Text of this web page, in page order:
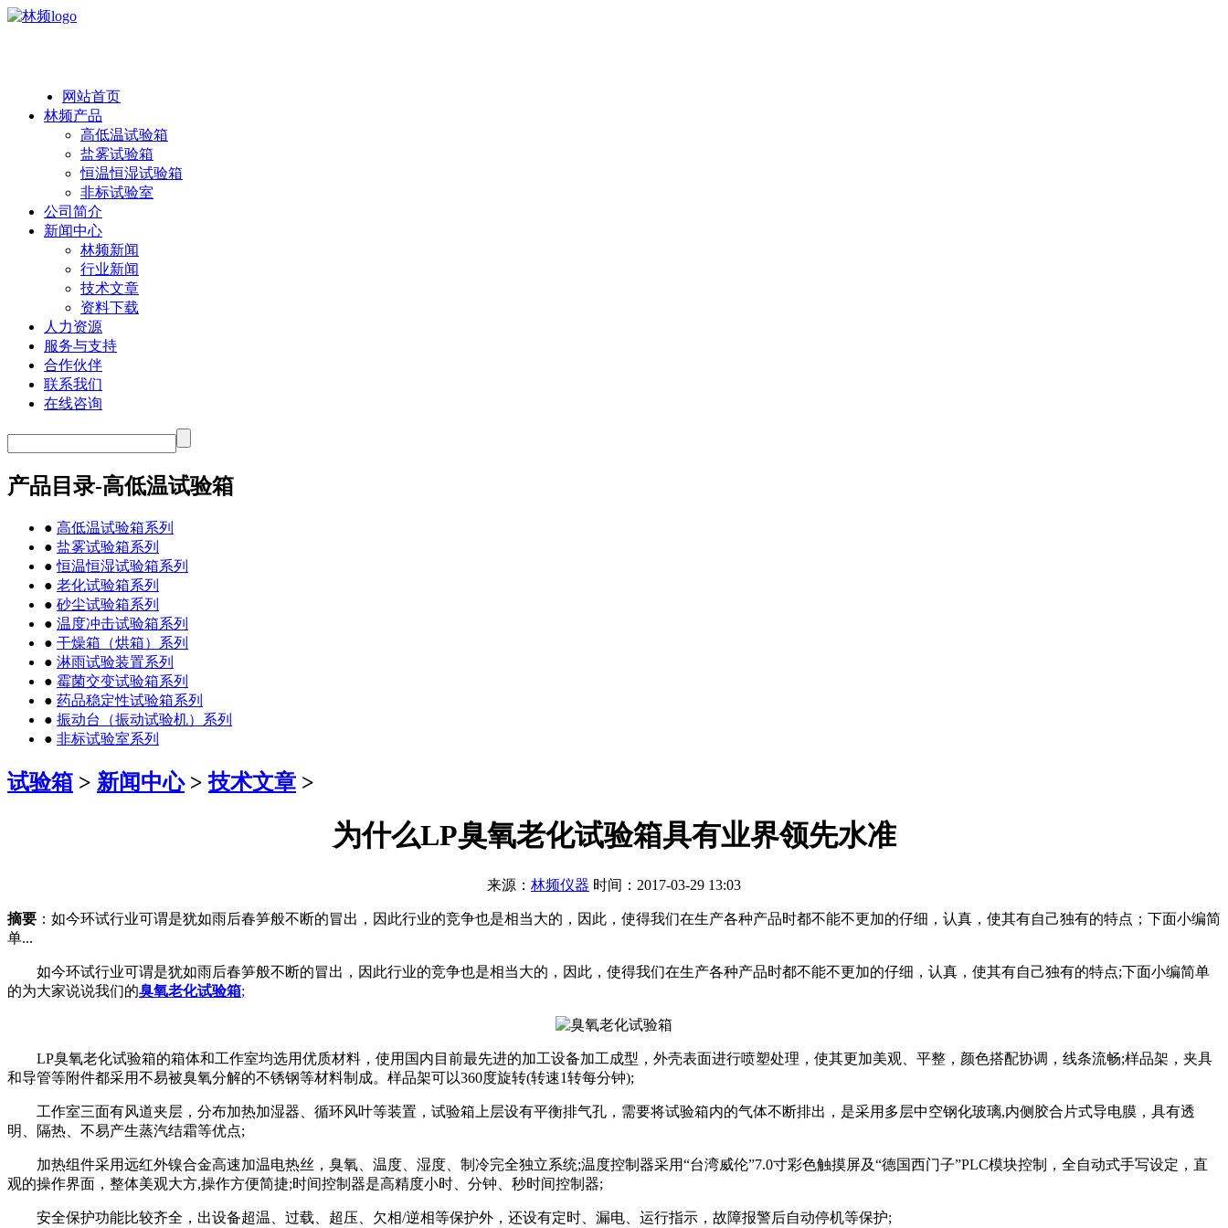
网站首页
林频产品
高低温试验箱
盐雾试验箱
恒温恒湿试验箱
非标试验室
公司简介
新闻中心
林频新闻
行业新闻
技术文章
资料下载
人力资源
服务与支持
合作伙伴
联系我们
在线咨询
产品目录-高低温试验箱
● 高低温试验箱系列
● 盐雾试验箱系列
●恒温恒湿试验箱系列
● 老化试验箱系列
● 砂尘试验箱系列
● 温度冲击试验箱系列
● 干燥箱（烘箱）系列
● 淋雨试验装置系列
● 霉菌交变试验箱系列
● 药品稳定性试验箱系列
● 振动台（振动试验机）系列
● 非标试验室系列
试验箱 > 新闻中心>技术文章 >
为什么LP臭氧老化试验箱具有业界领先水准
来源： 林频仪器 时间：2017-03-29 13:03
摘要 ：如今环试行业可谓是犹如雨后春笋般不断的冒出，因此行业的竞争也是相当大的，因此，使得我们在生产各种产品时都不能不更加的仔细，认真，使其有自己独有的特点；下面小编简
单...
如今环试行业可谓是犹如雨后春笋般不断的冒出，因此行业的竞争也是相当大的，因此，使得我们在生产各种产品时都不能不更加的仔细，认真，使其有自己独有的特点;下面小编简单
的为大家说说我们的臭氧老化试验箱;
LP臭氧老化试验箱的箱体和工作室均选用优质材料，使用国内目前最先进的加工设备加工成型，外壳表面进行喷塑处理，使其更加美观、平整，颜色搭配协调，线条流畅;样品架，夹具
和导管等附件都采用不易被臭氧分解的不锈钢等材料制成。样品架可以360度旋转(转速1转每分钟);
工作室三面有风道夹层，分布加热加湿器、循环风叶等装置，试验箱上层设有平衡排气孔，需要将试验箱内的气体不断排出，是采用多层中空钢化玻璃,内侧胶合片式导电膜，具有透
明、隔热、不易产生蒸汽结霜等优点;
加热组件采用远红外镍合金高速加温电热丝，臭氧、温度、湿度、制冷完全独立系统;温度控制器采用“台湾威伦”7.0寸彩色触摸屏及“德国西门子”PLC模块控制，全自动式手写设定，直
观的操作界面，整体美观大方,操作方便简捷;时间控制器是高精度小时、分钟、秒时间控制器;
安全保护功能比较齐全，出设备超温、过载、超压、欠相/逆相等保护外，还设有定时、漏电、运行指示，故障报警后自动停机等保护;